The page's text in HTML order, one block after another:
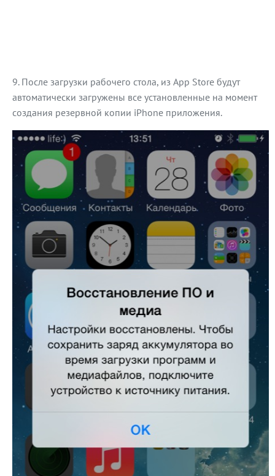
После загрузки рабочего стола, из App Store будут
автоматически загружены все установленные на момент
создания резервной копии iPhone приложения.